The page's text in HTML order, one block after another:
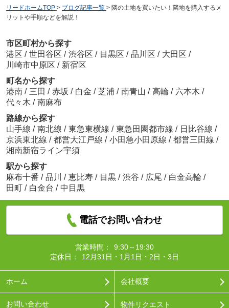
リードホームTOP > ブログ記事一覧 > 隣の土地を買いたい！隣地を購入するメ
リットや手順などを解説！
市区町村から探す
港区 / 世田谷区 / 渋谷区 / 目黒区 / 品川区 / 大田区 /
川崎市中原区 / 新宿区
町名から探す
港南 / 三田 / 赤坂 / 白金 / 芝浦 / 南青山 / 高輪 / 六本木 /
代々木 / 南麻布
路線から探す
山手線 / 南北線 / 東急東横線 / 東急田園都市線 / 日比谷線 /
京浜東北線 / 都営大江戸線 / 小田急小田原線 / 都営三田線 /
湘南新宿ライン宇須
駅から探す
麻布十番 / 品川 / 恵比寿 / 目黒 / 渋谷 / 広尾 / 白金高輪 /
田町 / 白金台 / 中目黒
電話でお問い合わせ
営業時間：
9:30～19:30
定休日：
12月31日・1月1日・2日・3日
ホーム 会社概要
お問い合わせ 物件リクエスト